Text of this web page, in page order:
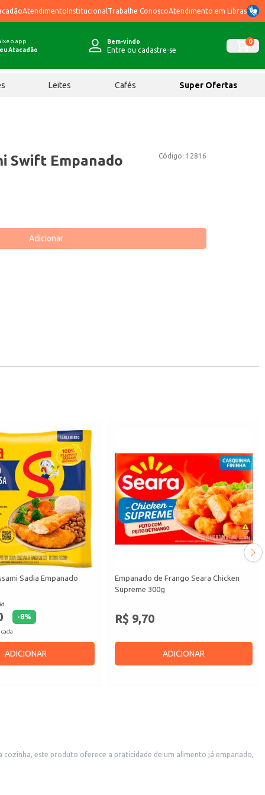
AtendimentoInstitucional Trabalhe ConoscoAtendimento em Libras
o app
Atacadão
Bem-vindo
Entre ou cadastre-se
0
Leites Cafés Super Ofertas
Código: 12816
Swift Empanado
Adicionar
Sadia Empanado
-8%
ADICIONAR
Empanado de Frango Seara Chicken
Supreme 300g
R$ 9,70
ADICIONAR
cozinha, este produto oferece a praticidade de um alimento já empanado,